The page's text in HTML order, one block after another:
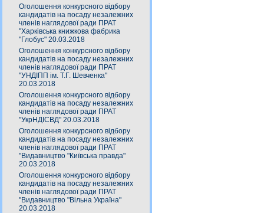
Оголошення конкурсного відбору
кандидатів на посаду незалежних
членів наглядової ради ПРАТ
"Харківська книжкова фабрика
"Глобус" 20.03.2018
Оголошення конкурсного відбору
кандидатів на посаду незалежних
членів наглядової ради ПРАТ
"УНДІПП ім. Т.Г. Шевченка"
20.03.2018
Оголошення конкурсного відбору
кандидатів на посаду незалежних
членів наглядової ради ПРАТ
"УкрНДІСВД" 20.03.2018
Оголошення конкурсного відбору
кандидатів на посаду незалежних
членів наглядової ради ПРАТ
"Видавництво "Київська правда"
20.03.2018
Оголошення конкурсного відбору
кандидатів на посаду незалежних
членів наглядової ради ПРАТ
"Видавництво "Вільна Україна"
20.03.2018